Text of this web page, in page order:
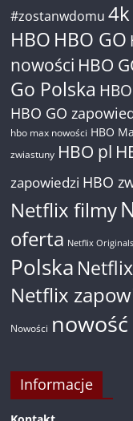
#zostanwdomu 4k
HBO HBO GO
nowości HBO
Go Polska
HBO GO
hbo max nowości HBO
zwiastuny HBO pl
zapowiedzi HBO
Netflix filmy
oferta Netflix Originals
Polska
Netflix
Nowości nowość
Informacje